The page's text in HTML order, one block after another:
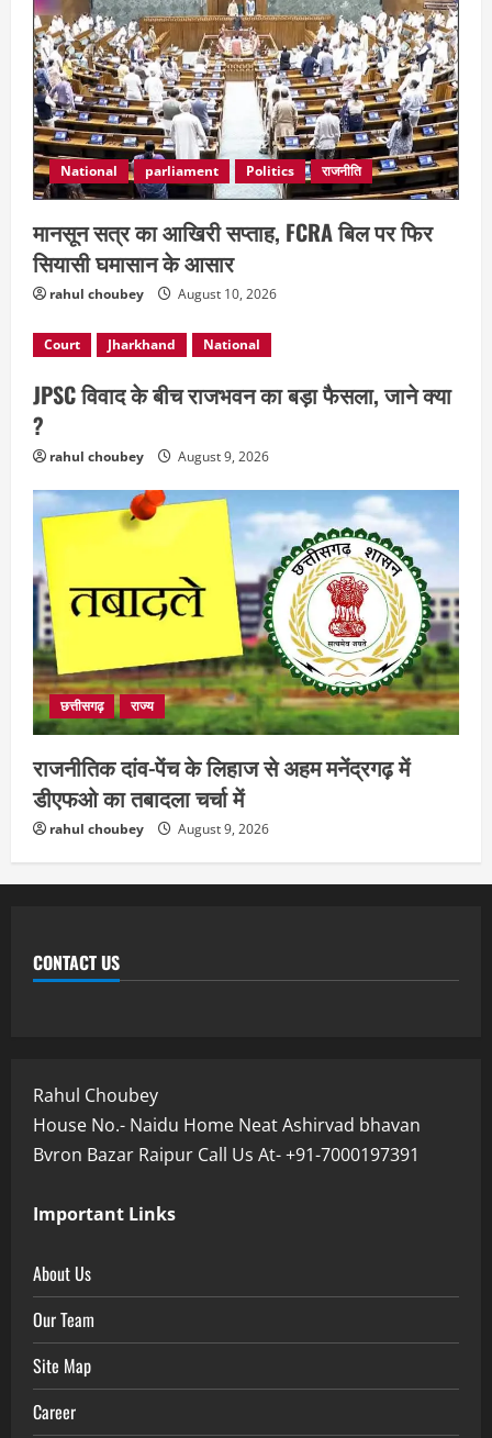
National parliament Politics राजनीति
मानसून सत्र का आखिरी सप्ताह, FCRA बिल पर फिर
सियासी घमासान के आसार
rahul choubey August 10, 2026
Court Jharkhand National
JPSC विवाद के बीच राजभवन का बड़ा फैसला, जाने क्या
?
rahul choubey August 9, 2026
छत्तीसगढ़ राज्य
राजनीतिक दांव-पेंच के लिहाज से अहम मनेंद्रगढ़ में
डीएफओ का तबादला चर्चा में
rahul choubey August 9, 2026
CONTACT US
Rahul Choubey
House No.- Naidu Home Neat Ashirvad bhavan
Bvron Bazar Raipur Call Us At- +91-7000197391
Important Links
About Us
Our Team
Site Map
Career